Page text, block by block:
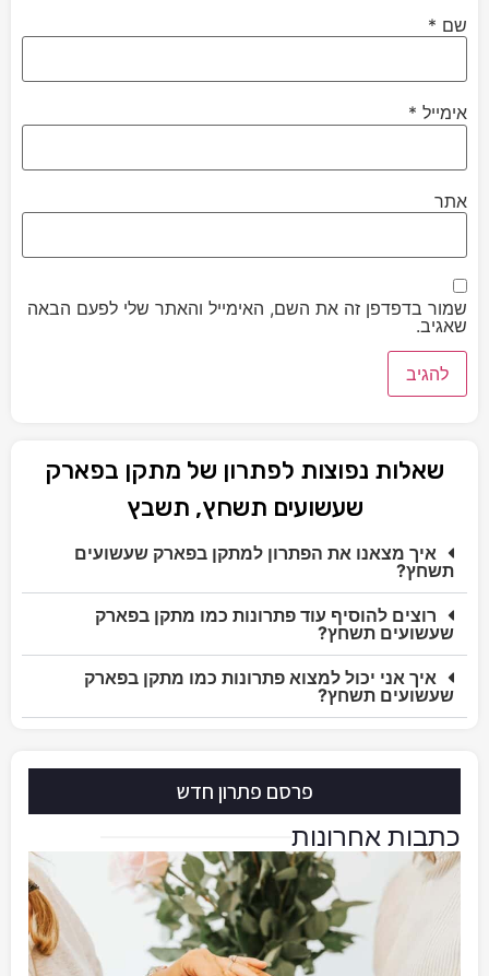
שם *
אימייל *
אתר
שמור בדפדפן זה את השם, האימייל והאתר שלי לפעם הבאה
שאגיב.
שאלות נפוצות לפתרון של מתקן בפארק
שעשועים תשחץ, תשבץ
איך מצאנו את הפתרון למתקן בפארק שעשועים
תשחץ?
רוצים להוסיף עוד פתרונות כמו מתקן בפארק
שעשועים תשחץ?
איך אני יכול למצוא פתרונות כמו מתקן בפארק
שעשועים תשחץ?
פרסם פתרון חדש
כתבות אחרונות